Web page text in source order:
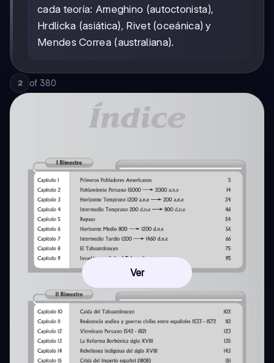
cada teoría: Ameghino (autoctonista),
Hrdlicka (asiática), Rivet (oceánica) y
Mendes Correa (australiana).
2 of 380
Ver